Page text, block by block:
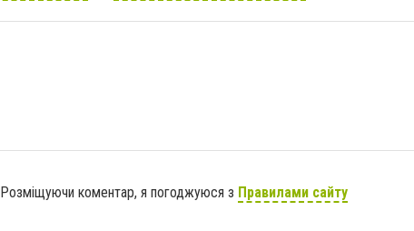
Розміщуючи коментар, я погоджуюся з Правилами сайту